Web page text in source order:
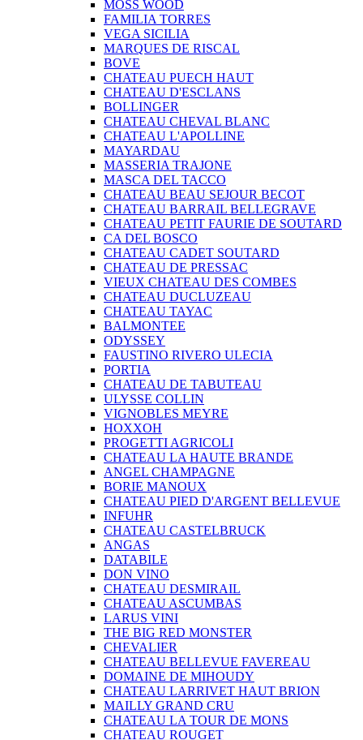
MOSS WOOD
FAMILIA TORRES
VEGA SICILIA
MARQUES DE RISCAL
BOVE
CHATEAU PUECH HAUT
CHATEAU D'ESCLANS
BOLLINGER
CHATEAU CHEVAL BLANC
CHATEAU L'APOLLINE
MAYARDAU
MASSERIA TRAJONE
MASCA DEL TACCO
CHATEAU BEAU SEJOUR BECOT
CHATEAU BARRAIL BELLEGRAVE
CHATEAU PETIT FAURIE DE SOUTARD
CA DEL BOSCO
CHATEAU CADET SOUTARD
CHATEAU DE PRESSAC
VIEUX CHATEAU DES COMBES
CHATEAU DUCLUZEAU
CHATEAU TAYAC
BALMONTEE
ODYSSEY
FAUSTINO RIVERO ULECIA
PORTIA
CHATEAU DE TABUTEAU
ULYSSE COLLIN
VIGNOBLES MEYRE
HOXXOH
PROGETTI AGRICOLI
CHATEAU LA HAUTE BRANDE
ANGEL CHAMPAGNE
BORIE MANOUX
CHATEAU PIED D'ARGENT BELLEVUE
INFUHR
CHATEAU CASTELBRUCK
ANGAS
DATABILE
DON VINO
CHATEAU DESMIRAIL
CHATEAU ASCUMBAS
LARUS VINI
THE BIG RED MONSTER
CHEVALIER
CHATEAU BELLEVUE FAVEREAU
DOMAINE DE MIHOUDY
CHATEAU LARRIVET HAUT BRION
MAILLY GRAND CRU
CHATEAU LA TOUR DE MONS
CHATEAU ROUGET